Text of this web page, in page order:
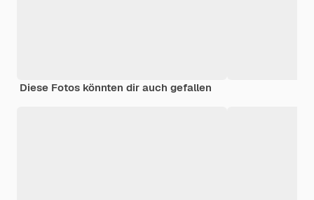
Diese Fotos könnten dir auch gefallen